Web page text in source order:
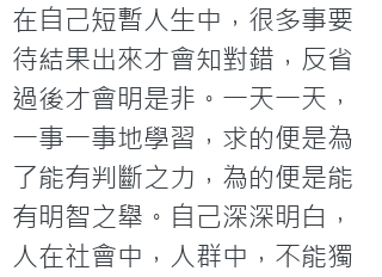
在自己短暫人生中，很多事要
待結果出來才會知對錯，反省
過後才會明是非。一天一天，
一事一事地學習，求的便是為
了能有判斷之力，為的便是能
有明智之舉。自己深深明白，
人在社會中，人群中，不能獨